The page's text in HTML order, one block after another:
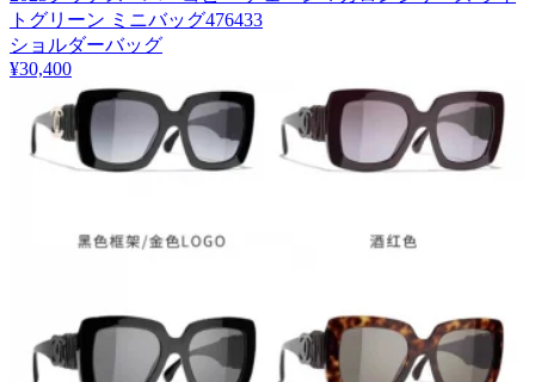
トグリーン ミニバッグ476433
ショルダーバッグ
¥30,400